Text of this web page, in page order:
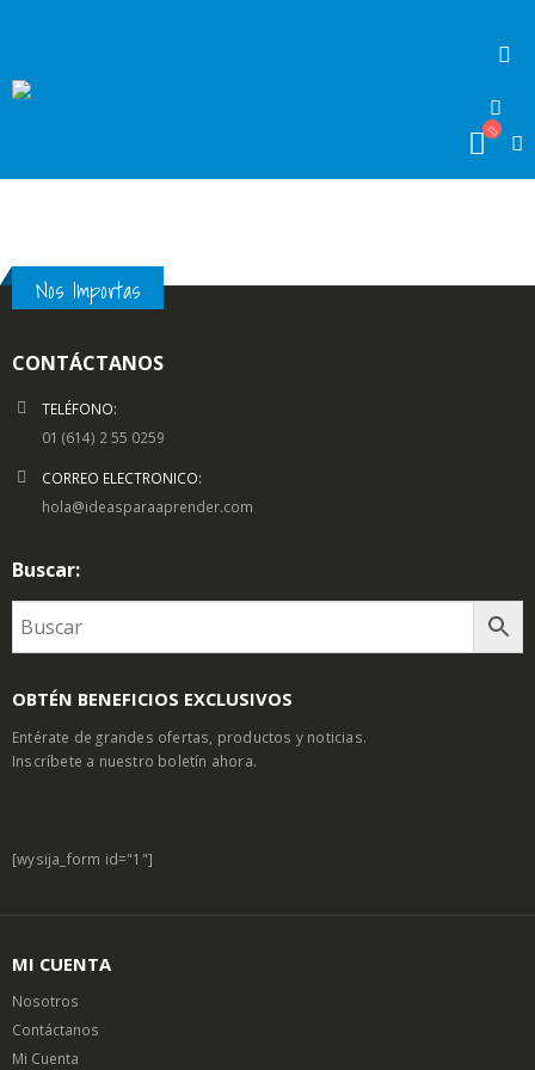
Nos Importas
CONTÁCTANOS
TELÉFONO:
01 (614) 2 55 0259
CORREO ELECTRONICO:
hola@ideasparaaprender.com
Buscar:
OBTÉN BENEFICIOS EXCLUSIVOS
Entérate de grandes ofertas, productos y noticias.
Inscríbete a nuestro boletín ahora.
[wysija_form id="1"]
MI CUENTA
Nosotros
Contáctanos
Mi Cuenta